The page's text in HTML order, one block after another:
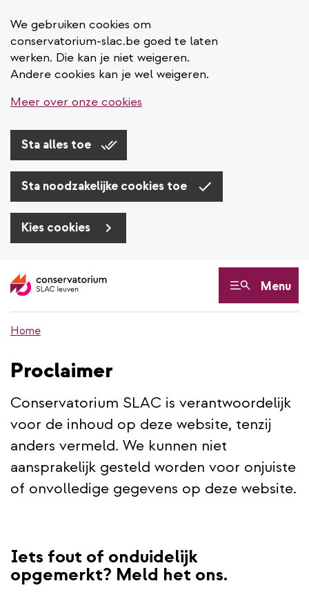
We gebruiken cookies om
conservatorium-slac.be goed te laten
werken. Die kan je niet weigeren.
Andere cookies kan je wel weigeren.
Meer over onze cookies
Sta alles toe
Sta noodzakelijke cookies toe
Kies cookies
en
inhoud
Menu
Home
Proclaimer
Conservatorium SLAC is verantwoordelijk
voor de inhoud op deze website, tenzij
anders vermeld. We kunnen niet
aansprakelijk gesteld worden voor onjuiste
of onvolledige gegevens op deze website.
Iets fout of onduidelijk
opgemerkt? Meld het ons.